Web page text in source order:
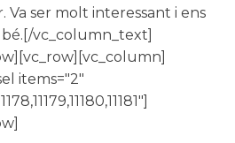
Va ser molt interessant i ens
vc_column_text]
items="2"